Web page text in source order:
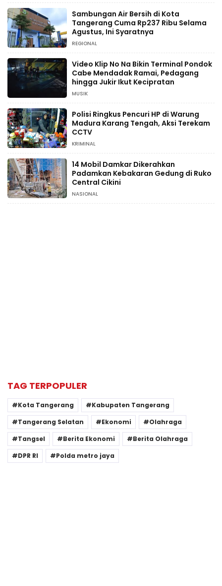
Sambungan Air Bersih di Kota
Tangerang Cuma Rp237 Ribu Selama
Agustus, Ini Syaratnya
REGIONAL
Video Klip No Na Bikin Terminal Pondok
Cabe Mendadak Ramai, Pedagang
hingga Jukir Ikut Kecipratan
MUSIK
Polisi Ringkus Pencuri HP di Warung
Madura Karang Tengah, Aksi Terekam
CCTV
KRIMINAL
14 Mobil Damkar Dikerahkan
Padamkan Kebakaran Gedung di Ruko
Central Cikini
NASIONAL
TAG TERPOPULER
Kota Tangerang
Kabupaten Tangerang
Tangerang Selatan
Ekonomi
Olahraga
Tangsel
Berita Ekonomi
Berita Olahraga
DPR RI
Polda metro jaya